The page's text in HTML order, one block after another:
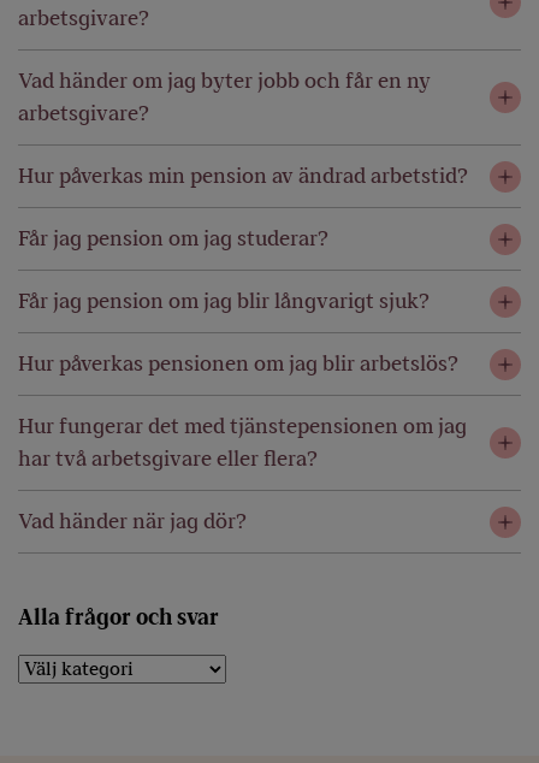
arbetsgivare?
Vad händer om jag byter jobb och får en ny
arbetsgivare?
Hur påverkas min pension av ändrad arbetstid?
Får jag pension om jag studerar?
Får jag pension om jag blir långvarigt sjuk?
Hur påverkas pensionen om jag blir arbetslös?
Hur fungerar det med tjänstepensionen om jag
har två arbetsgivare eller flera?
Vad händer när jag dör?
Alla frågor och svar